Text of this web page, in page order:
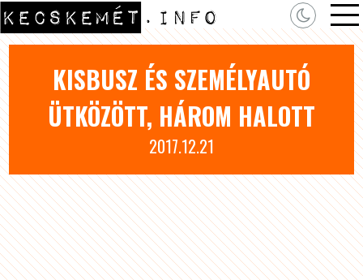
KISBUSZ ÉS SZEMÉLYAUTÓ
ÜTKÖZÖTT, HÁROM HALOTT
2017.12.21